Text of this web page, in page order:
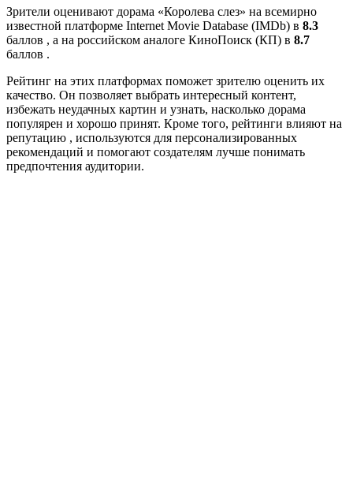
Зрители оценивают дорама «Королева слез» на всемирно
известной платформе Internet Movie Database (IMDb) в 8.3
баллов , а на российском аналоге КиноПоиск (КП) в 8.7
баллов .
Рейтинг на этих платформах поможет зрителю оценить их
качество. Он позволяет выбрать интересный контент,
избежать неудачных картин и узнать, насколько дорама
популярен и хорошо принят. Кроме того, рейтинги влияют на
репутацию , используются для персонализированных
рекомендаций и помогают создателям лучше понимать
предпочтения аудитории.